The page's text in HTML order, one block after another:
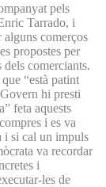
pels
Tarrado, i
comerços
propostes per
comerciants.
“està patint
hi presti
feta aquests
i es va
i si cal un impuls
va recordar
i
les de